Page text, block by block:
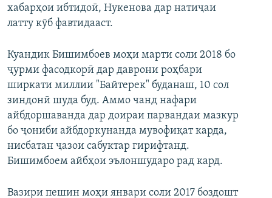
хабарҳои ибтидоӣ, Нукенова дар натиҷаи
латту кӯб фавтидааст.
Куандик Бишимбоев моҳи марти соли 2018 бо
ҷурми фасодкорӣ дар даврони роҳбари
ширкати миллии "Байтерек" буданаш, 10 сол
зиндонӣ шуда буд. Аммо чанд нафари
айбдоршаванда дар доираи парвандаи мазкур
бо ҷониби айбдоркунанда мувофиқат карда,
нисбатан ҷазои сабуктар гирифтанд.
Бишимбоем айбҳои эълоншударо рад кард.
Вазири пешин моҳи январи соли 2017 боздошт